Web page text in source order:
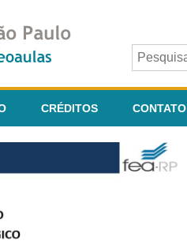
CRÉDITOS CONTATO